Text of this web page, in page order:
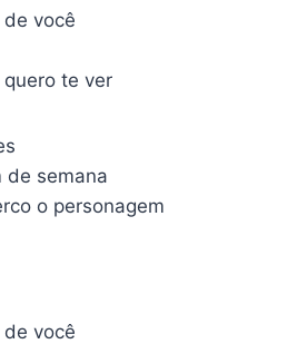
você
te ver
de semana
o personagem
você